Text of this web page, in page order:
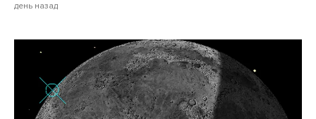
день назад